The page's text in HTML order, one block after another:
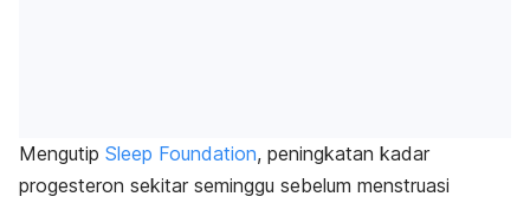
Mengutip Sleep Foundation, peningkatan kadar
progesteron sekitar seminggu sebelum menstruasi